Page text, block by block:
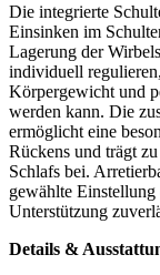
Die integrierte
Einsinken im
Lagerung der
individuell
Körpergewicht und
werden kann. Die
ermöglicht eine
Rückens und trägt
Schlafs bei.
gewählte
Unterstützung
Details &